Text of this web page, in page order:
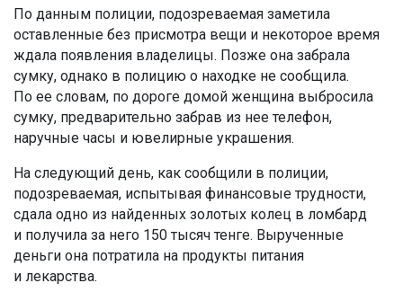
По данным полиции, подозреваемая заметила
оставленные без присмотра вещи и некоторое время
ждала появления владелицы. Позже она забрала
сумку, однако в полицию о находке не сообщила.
По ее словам, по дороге домой женщина выбросила
сумку, предварительно забрав из нее телефон,
наручные часы и ювелирные украшения.
На следующий день, как сообщили в полиции,
подозреваемая, испытывая финансовые трудности,
сдала одно из найденных золотых колец в ломбард
и получила за него 150 тысяч тенге. Вырученные
деньги она потратила на продукты питания
и лекарства.